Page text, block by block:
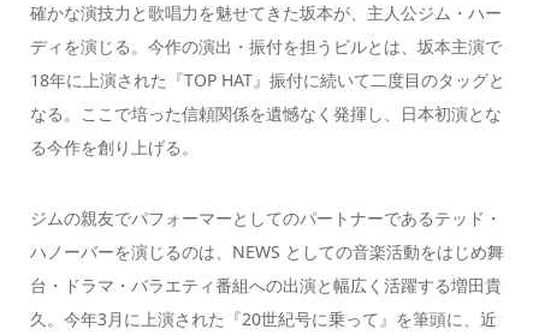
確かな演技力と歌唱力を魅せてきた坂本が、主人公ジム・ハー
ディを演じる。今作の演出・振付を担うビルとは、坂本主演で
18年に上演された『TOP HAT』振付に続いて二度目のタッグと
なる。ここで培った信頼関係を遺憾なく発揮し、日本初演とな
る今作を創り上げる。
ジムの親友でパフォーマーとしてのパートナーであるテッド・
ハノーバーを演じるのは、NEWS としての音楽活動をはじめ舞
台・ドラマ・バラエティ番組への出演と幅広く活躍する増田貴
久。今年3月に上演された『20世紀号に乗って』を筆頭に、近